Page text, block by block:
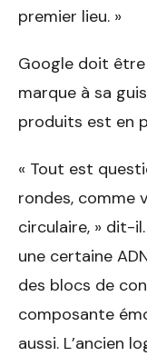
premier lieu. »
Google doit
marque à sa
produits est en
« Tout est
rondes, comme
circulaire, » dit-il.
une certaine
des blocs de
composante
aussi. L’ancien